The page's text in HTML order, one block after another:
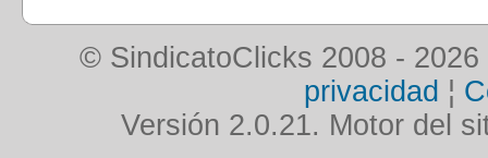
© SindicatoClicks 2008 - 2026
privacidad ¦
Versión 2.0.21. Motor del